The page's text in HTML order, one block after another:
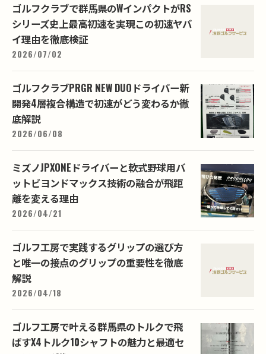
ゴルフクラブで群馬県のWインパクトがRS
シリーズ史上最高初速を実現この初速ヤバ
イ理由を徹底検証
2026/07/02
ゴルフクラブPRGR NEW DUOドライバー新
開発4層複合構造で初速がどう変わるか徹
底解説
2026/06/08
ミズノJPXONEドライバーと軟式野球用バ
ットビヨンドマックス技術の融合が飛距
離を変える理由
2026/04/21
ゴルフ工房で実践するグリップの選び方
と唯一の接点のグリップの重要性を徹底
解説
2026/04/18
ゴルフ工房で叶える群馬県のトルクで飛
ばすX4トルク10シャフトの魅力と最適セ